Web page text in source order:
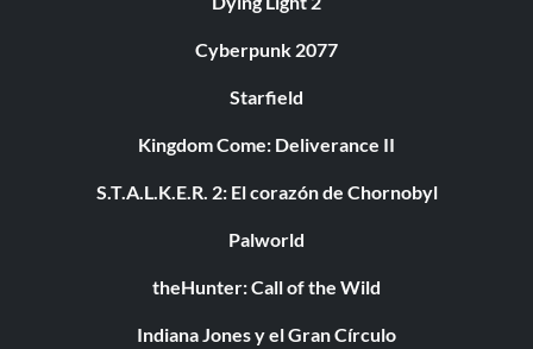
Cyberpunk 2077
Starfield
Kingdom Come: Deliverance II
S.T.A.L.K.E.R. 2: El corazón de Chornobyl
Palworld
theHunter: Call of the Wild
Indiana Jones y el Gran Círculo